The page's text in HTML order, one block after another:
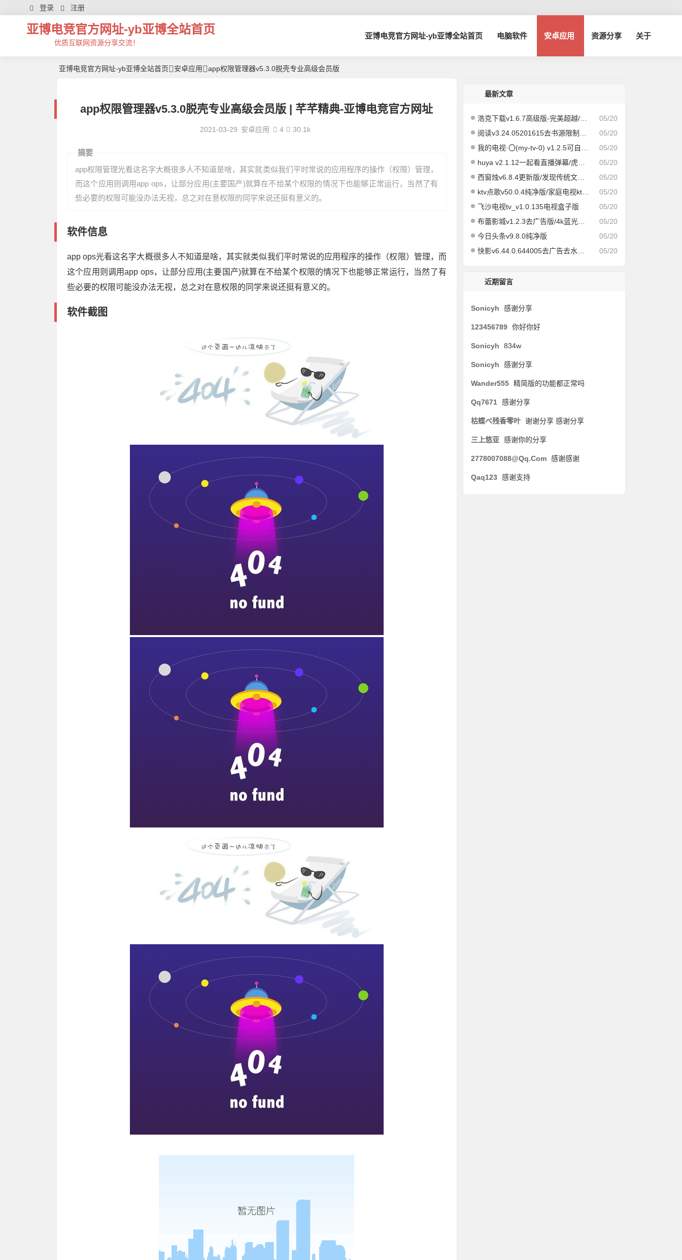
登录 注册
亚博电竞官方网址-yb亚博全站首页
优质互联网资源分享交流！
亚博电竞官方网址-yb亚博全站首页 电脑软件 安卓应用 资源分享 关于
亚博电竞官方网址-yb亚博全站首页 安卓应用 app权限管理器v5.3.0脱壳专业高级会员版
app权限管理器v5.3.0脱壳专业高级会员版 | 芊芊精典-亚博电竞官方网址
2021-03-29 安卓应用 4 30.1k
摘要
app权限管理光看这名字大概很多人不知道是啥，其实就类似我们平时常说的应用程序的操作（权限）管理，
而这个应用则调用app ops，让部分应用(主要国产)就算在不给某个权限的情况下也能够正常运行，当然了有
些必要的权限可能没办法无视，总之对在意权限的同学来说还挺有意义的。
软件信息
app ops光看这名字大概很多人不知道是啥，其实就类似我们平时常说的应用程序的操作（权限）管理，而
这个应用则调用app ops，让部分应用(主要国产)就算在不给某个权限的情况下也能够正常运行，当然了有
些必要的权限可能没办法无视，总之对在意权限的同学来说还挺有意义的。
软件截图
最新文章
05/20
浩克下载v1.6.7高级版-完美超越/比特彗星
05/20
阅读v3.24.05201615去书源限制版『万本小说免费阅读』
05/20
我的电视·〇(my-tv-0) v1.2.5可自定义超流畅电视直播
05/20
huya v2.1.12一起看直播弹幕/虎牙抖音直播第三方tv版
05/20
西窗烛v6.8.4更新版/发现传统文化之美
05/20
ktv点歌v50.0.4纯净版/家庭电视ktv点歌k歌app
05/20
飞沙电视tv_v1.0.135电视盒子版
05/20
布蕾影城v1.2.3去广告版/4k蓝光画质秒播
05/20
今日头条v9.8.0纯净版
05/20
快影v6.44.0.644005去广告去水印版
近期留言
Sonicyh 感谢分享
123456789 你好你好
Sonicyh 834w
Sonicyh 感谢分享
Wander555 精简版的功能都正常吗
Qq7671 感谢分享
枯蝶べ残香零叶 谢谢分享 感谢分享
三上悠亚 感谢你的分享
2778007088@qq.com 感谢感谢
Qaq123 感谢支持